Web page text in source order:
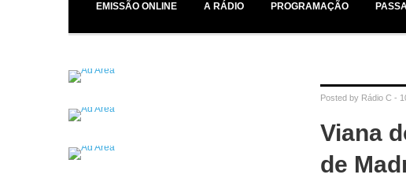
EMISSÃO ONLINE A RÁDIO PROGRAMAÇÃO
Posted by Rádio C -
Viana
de